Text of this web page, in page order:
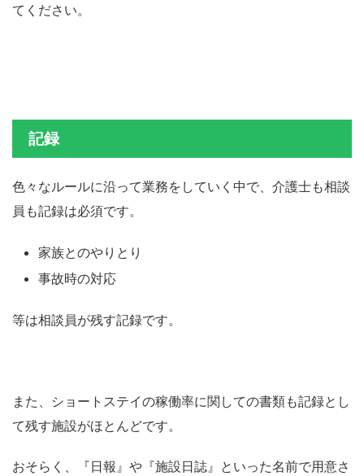
てください。
記録
色々なルールに沿って業務をしていく中で、介護士も相談
員も記録は必須です。
家族とのやりとり
事故時の対応
等は相談員が残す記録です。
また、ショートステイの稼働率に関しての書類も記録とし
て残す施設がほとんどです。
おそらく、『日報』や『施設日誌』といった名前で用意さ